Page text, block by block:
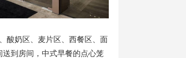
酸奶区、麦片区、西餐区、面
到房间，中式早餐的点心笼